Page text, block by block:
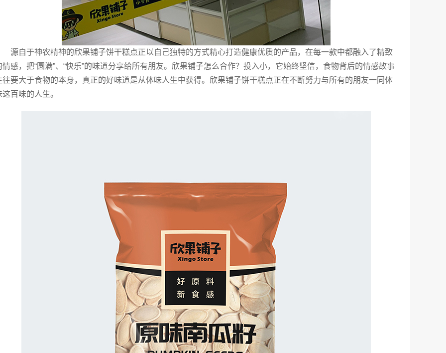
源自于神农精神的欣果铺子饼干糕点正以自己独特的方式精心打造健康优质的产品，在每一款中都融入了精致
情感，把“圆满”、“快乐”的味道分享给所有朋友。欣果铺子怎么合作？投入小，它始终坚信，食物背后的情感故事
往要大于食物的本身，真正的好味道是从体味人生中获得。欣果铺子饼干糕点正在不断努力与所有的朋友一同体
这百味的人生。